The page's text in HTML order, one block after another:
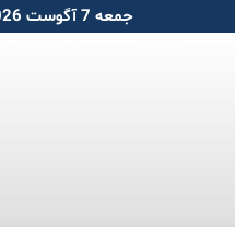
جمعه 7 آگوست 2026